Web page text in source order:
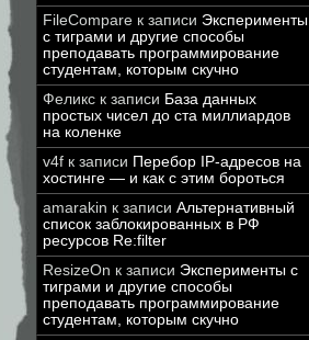
FileCompare к записи Эксперименты
с тиграми и другие способы
преподавать программирование
студентам, которым скучно
Феликс к записи База данных
простых чисел до ста миллиардов
на коленке
v4f к записи Перебор IP-адресов на
хостинге — и как с этим бороться
amarakin к записи Альтернативный
список заблокированных в РФ
ресурсов Re:filter
ResizeOn к записи Эксперименты с
тиграми и другие способы
преподавать программирование
студентам, которым скучно